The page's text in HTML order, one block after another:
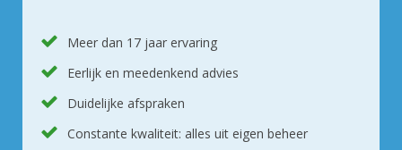
Meer dan 17 jaar ervaring
Eerlijk en meedenkend advies
Duidelijke afspraken
Constante kwaliteit: alles uit eigen beheer